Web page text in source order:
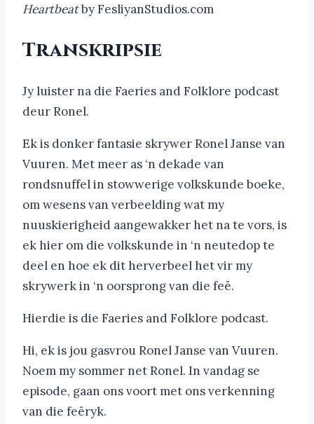
Heartbeatby FesliyanStudios.com
Transkripsie
Jy luister na die Faeries and Folklore podcast
deur Ronel.
Ek is donker fantasie skrywer Ronel Janse van
Vuuren. Met meer as ‘n dekade van
rondsnuffel in stowwerige volkskunde boeke,
om wesens van verbeelding wat my
nuuskierigheid aangewakker het na te vors, is
ek hier om die volkskunde in ‘n neutedop te
deel en hoe ek dit herverbeel het vir my
skrywerk in ‘n oorsprong van die feë.
Hierdie is die Faeries and Folklore podcast.
Hi, ek is jou gasvrou Ronel Janse van Vuuren.
Noem my sommer net Ronel. In vandag se
episode, gaan ons voort met ons verkenning
van die feëryk.